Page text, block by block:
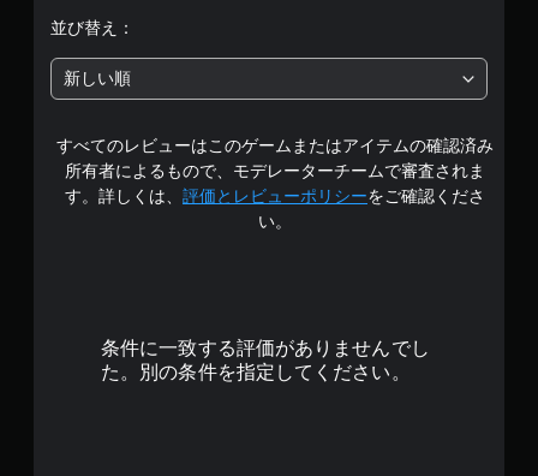
階
中
の
4
並び替え：
新しい順
すべてのレビューはこのゲームまたはアイテムの確認済み
所有者によるもので、モデレーターチームで審査されま
す。詳しくは、 評価とレビューポリシーをご確認くださ
い。
条件に一致する評価がありませんでし
た。別の条件を指定してください。